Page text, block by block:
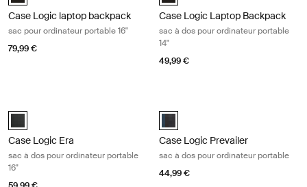
Case Logic laptop backpack
sac pour ordinateur portable 16"
79,99 €
Case Logic Laptop Backpack
sac à dos pour ordinateur portable
14"
49,99 €
Case Logic Era 16" Laptop Backpack Noir obsidienne (selected)
Case Logic Era
sac à dos pour ordinateur portable
16"
Case Logic Prevailer Backpack
Case Logic Prevailer
sac à dos pour ordinateur portable
44,99 €